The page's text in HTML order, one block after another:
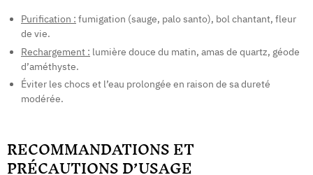
Purification : fumigation (sauge, palo santo), bol chantant, fleur
de vie.
Rechargement : lumière douce du matin, amas de quartz, géode
d’améthyste.
Éviter les chocs et l’eau prolongée en raison de sa dureté
modérée.
RECOMMANDATIONS ET